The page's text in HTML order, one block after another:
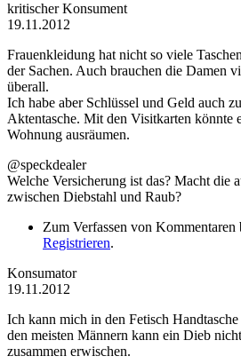
kritischer Konsument
19.11.2012
Frauenkleidung hat nicht so viele
der Sachen. Auch brauchen die Damen
überall.
Ich habe aber Schlüssel und Geld auch
Aktentasche. Mit den Visitkarten könnte
Wohnung ausräumen.
@speckdealer
Welche Versicherung ist das? Macht die
zwischen Diebstahl und Raub?
Zum Verfassen von Kommentaren
Registrieren.
Konsumator
19.11.2012
Ich kann mich in den Fetisch
den meisten Männern kann ein Dieb
zusammen erwischen.